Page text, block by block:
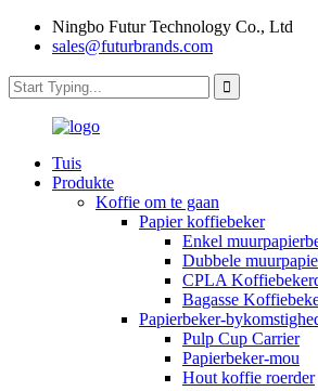
Ningbo Futur Technology Co., Ltd
sales@futurbrands.com
Tuis
Produkte
Koffie om te gaan
Papier koffiebeker
Enkel
Dubbele
CPLA
Bagasse
Papierbeker-
Pulp Cup Carrier
Papierbeker-mou
Hout koffie roerder